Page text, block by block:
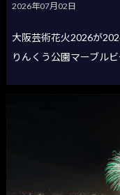
2026年07月02日
大阪芸術花火2026が
りんくう公園マーブル